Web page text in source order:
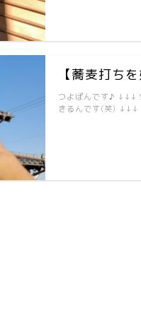
【蕎麦打ち
つよぽんです♪ ↓↓↓
きるんです(笑) ↓↓↓